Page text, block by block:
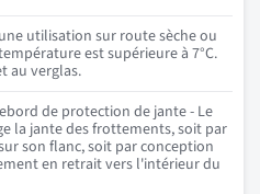
utilisation sur route sèche ou
est supérieure à 7°C.
au verglas.
de protection de jante - Le
la jante des frottements, soit par
son flanc, soit par conception
en retrait vers l'intérieur du